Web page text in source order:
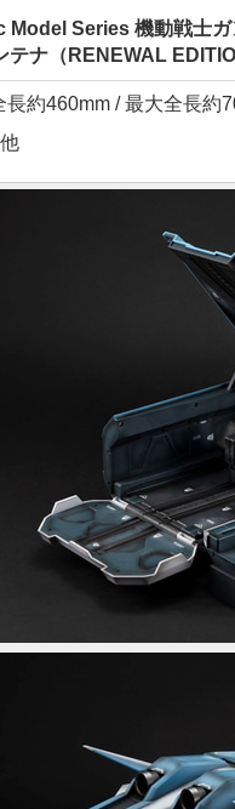
Model Series 機動戦士
テナ（RENEWAL
長約460mm / 最大全長約